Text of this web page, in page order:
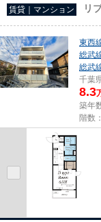
賃貸｜マンション リ
東西
総武
総武
千葉
8.3
築年
階数